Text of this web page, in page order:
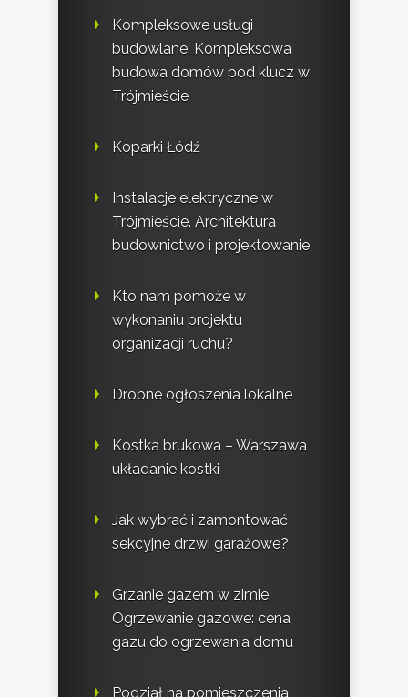
Kompleksowe usługi
budowlane. Kompleksowa
budowa domów pod klucz w
Trójmieście
Koparki Łódź
Instalacje elektryczne w
Trójmieście. Architektura
budownictwo i projektowanie
Kto nam pomoże w
wykonaniu projektu
organizacji ruchu?
Drobne ogłoszenia lokalne
Kostka brukowa – Warszawa
układanie kostki
Jak wybrać i zamontować
sekcyjne drzwi garażowe?
Grzanie gazem w zimie.
Ogrzewanie gazowe: cena
gazu do ogrzewania domu
Podział na pomieszczenia